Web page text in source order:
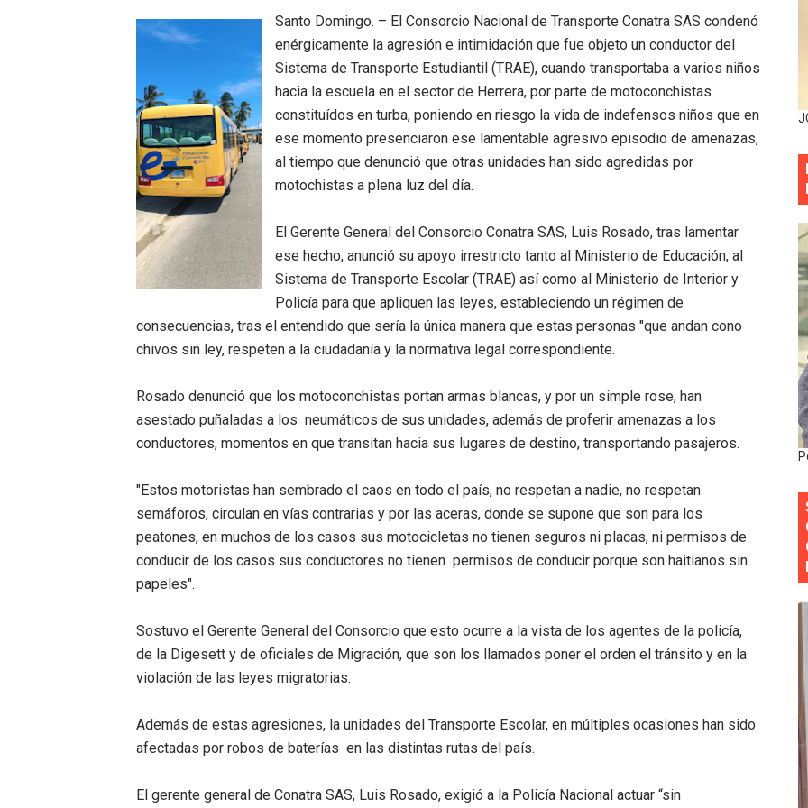
Residentes en San Juan beneficiados con jornada asistencial de Desarrollo de la
El magistrado Henry Molina decidió no seguir en la Presidencia de la Suprema Corte
​Domingo Plácido critica la situación económica y califica de ineficiente la gestión del
Graduación XII Promoción Servicio Militar Voluntario
Fellito Suberví asegura en Carolina Mejía RD tiene la oportunidad histórica de elegir la
Hipótesis policial sobre atentado a balazos en la avenida Abraham Lincoln y fallecer
CESDN urge fortalecer el sistema eléctrico ante constantes apagones en Santo
Cacerolazos, gomas quemadas y bombas lagrimógenas: Tensión en la Fernández
Roberto Ángel Salcedo anuncia festival cultural para la región Este
Roberto Ángel Salcedo anuncia festival cultural para la región Este
Lee Ballester a los que se forman como agentes “Todo el equipo de la DGM debe
Trabajadores de la prensa y Obispado de la Provincia Santo Domingo Acuerdan
Ministerio de Cultura anuncia ganadores de Premios Anuales de Literatura 2026 y el
Santo Domingo. – El Consorcio Nacional de Transporte Conatra SAS condenó
enérgicamente la agresión e intimidación que fue objeto un conductor del
Sistema de Transporte Estudiantil (TRAE), cuando transportaba a varios niños
hacia la escuela en el sector de Herrera, por parte de motoconchistas
constituídos en turba, poniendo en riesgo la vida de indefensos niños que en
ese momento presenciaron ese lamentable agresivo episodio de amenazas,
al tiempo que denunció que otras unidades han sido agredidas por
motochistas a plena luz del día.
El Gerente General del Consorcio Conatra SAS, Luis Rosado, tras lamentar
ese hecho, anunció su apoyo irrestricto tanto al Ministerio de Educación, al
Sistema de Transporte Escolar (TRAE) así como al Ministerio de Interior y
Policía para que apliquen las leyes, estableciendo un régimen de
consecuencias, tras el entendido que sería la única manera que estas personas "que andan cono
chivos sin ley, respeten a la ciudadanía y la normativa legal correspondiente.
Rosado denunció que los motoconchistas portan armas blancas, y por un simple rose, han
asestado puñaladas a los neumáticos de sus unidades, además de proferir amenazas a los
conductores, momentos en que transitan hacia sus lugares de destino, transportando pasajeros.
"Estos motoristas han sembrado el caos en todo el país, no respetan a nadie, no respetan
semáforos, circulan en vías contrarias y por las aceras, donde se supone que son para los
peatones, en muchos de los casos sus motocicletas no tienen seguros ni placas, ni permisos de
conducir de los casos sus conductores no tienen permisos de conducir porque son haitianos sin
papeles".
Sostuvo el Gerente General del Consorcio que esto ocurre a la vista de los agentes de la policía,
de la Digesett y de oficiales de Migración, que son los llamados poner el orden el tránsito y en la
violación de las leyes migratorias.
Además de estas agresiones, la unidades del Transporte Escolar, en múltiples ocasiones han sido
afectadas por robos de baterías en las distintas rutas del país.
El gerente general de Conatra SAS, Luis Rosado, exigió a la Policía Nacional actuar “sin